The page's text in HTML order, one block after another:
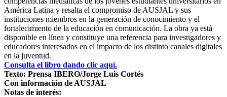
América Latina y resalta el compromiso de AUSJAL y sus
instituciones miembros en la generación de conocimiento y el
fortalecimiento de la educación en comunicación. La obra ya está
disponible en línea y constituye una referencia para investigadores y
educadores interesados en el impacto de los distinto canales digitales
en la juventud.
Consulta el libro dando clic aquí.
Texto: Prensa IBERO/Jorge Luis Cortés
Con información de AUSJAL
Notas de interés: